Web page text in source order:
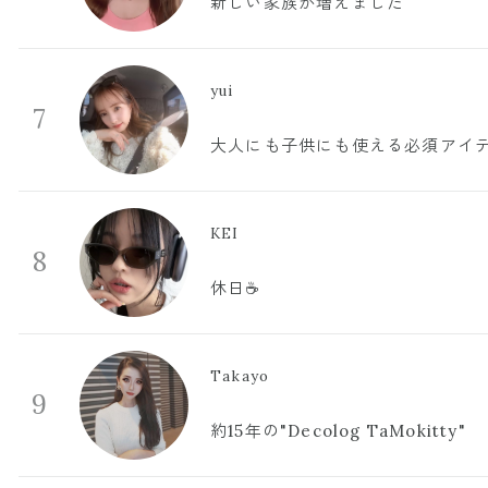
7
yui
大人にも子供にも使える必須アイ
8
KEI
休日☕️
9
Takayo
約15年の"Decolog TaMokitty"